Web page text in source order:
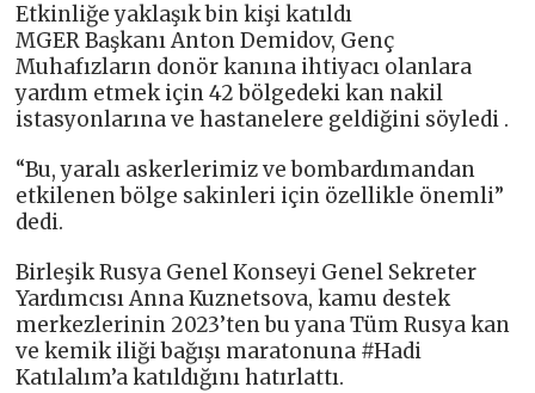
Etkinliğe yaklaşık bin kişi katıldı
MGER Başkanı Anton Demidov, Genç
Muhafızların donör kanına ihtiyacı olanlara
yardım etmek için 42 bölgedeki kan nakil
istasyonlarına ve hastanelere geldiğini söyledi .
“Bu, yaralı askerlerimiz ve bombardımandan
etkilenen bölge sakinleri için özellikle önemli”
dedi.
Birleşik Rusya Genel Konseyi Genel Sekreter
Yardımcısı Anna Kuznetsova, kamu destek
merkezlerinin 2023’ten bu yana Tüm Rusya kan
ve kemik iliği bağışı maratonuna #Hadi
Katılalım’a katıldığını hatırlattı.